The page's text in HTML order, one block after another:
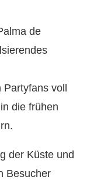
de
Partyfans voll
die frühen
der Küste und
Besucher